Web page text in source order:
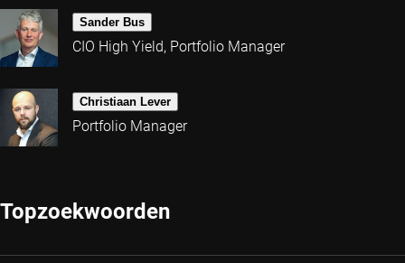
Sander Bus
CIO High Yield, Portfolio Manager
Christiaan Lever
Portfolio Manager
Topzoekwoorden